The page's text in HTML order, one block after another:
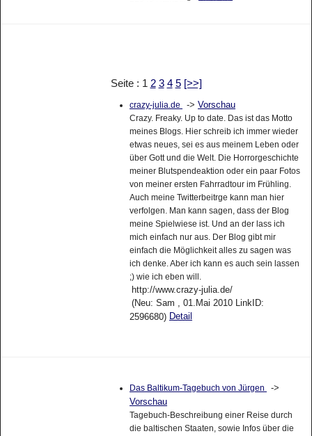
Seite : 1 2 3 4 5 [>>]
crazy-julia.de -> Vorschau
Crazy. Freaky. Up to date. Das ist das Motto
meines Blogs. Hier schreib ich immer wieder
etwas neues, sei es aus meinem Leben oder
über Gott und die Welt. Die Horrorgeschichte
meiner Blutspendeaktion oder ein paar Fotos
von meiner ersten Fahrradtour im Frühling.
Auch meine Twitterbeitrge kann man hier
verfolgen. Man kann sagen, dass der Blog
meine Spielwiese ist. Und an der lass ich
mich einfach nur aus. Der Blog gibt mir
einfach die Möglichkeit alles zu sagen was
ich denke. Aber ich kann es auch sein lassen
;) wie ich eben will.
http://www.crazy-julia.de/
(Neu: Sam , 01.Mai 2010 LinkID:
2596680) Detail
Das Baltikum-Tagebuch von Jürgen
->
Vorschau
Tagebuch-Beschreibung einer Reise durch
die baltischen Staaten, sowie Infos über die